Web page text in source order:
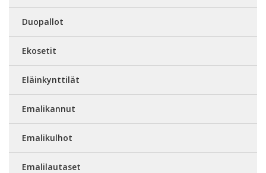
Duopallot
Ekosetit
Eläinkynttilät
Emalikannut
Emalikulhot
Emalilautaset